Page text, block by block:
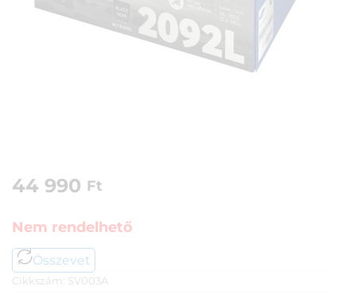
44 990 Ft
Nem rendelhető
Összevet
Cikkszám: SV003A